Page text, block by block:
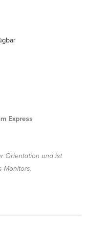
Express
Orientation und ist
Monitors.